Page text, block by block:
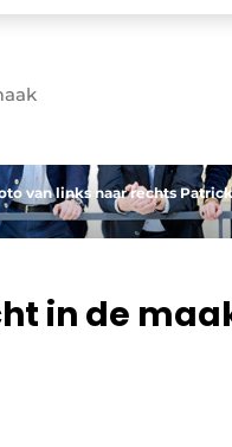
van links naar rechts
in de